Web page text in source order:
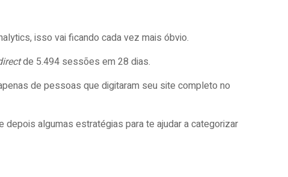
isso vai ficando cada vez mais óbvio.
de 5.494 sessões em 28 dias.
de pessoas que digitaram seu site completo no
algumas estratégias para te ajudar a categorizar